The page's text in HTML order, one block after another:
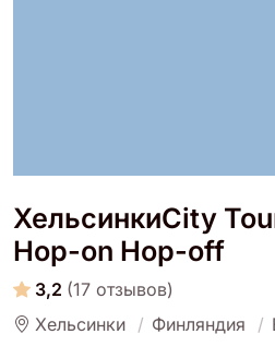
ХельсинкиCity
Hop-on Hop-off
3,2 (17 отзывов)
Хельсинки
Финляндия